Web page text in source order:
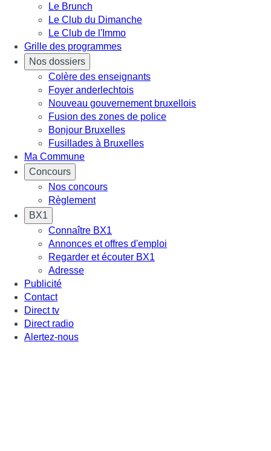
Le Brunch
Le Club du Dimanche
Le Club de l'Immo
Grille des programmes
Nos dossiers
Colère des enseignants
Foyer anderlechtois
Nouveau gouvernement bruxellois
Fusion des zones de police
Bonjour Bruxelles
Fusillades à Bruxelles
Ma Commune
Concours
Nos concours
Règlement
BX1
Connaître BX1
Annonces et offres d'emploi
Regarder et écouter BX1
Adresse
Publicité
Contact
Direct tv
Direct radio
Alertez-nous